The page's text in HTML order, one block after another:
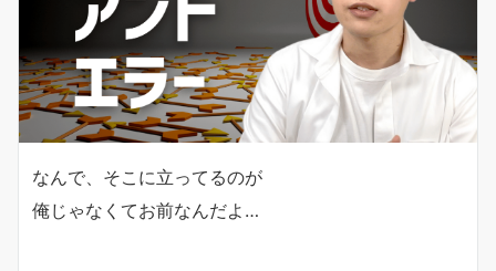
なんで、そこに立ってるのが
俺じゃなくてお前なんだよ…